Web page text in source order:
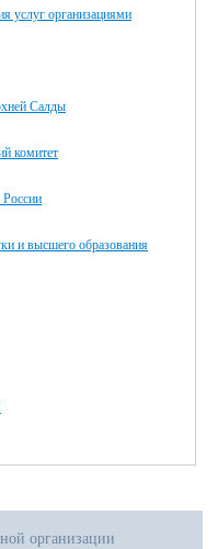
услуг организациями
Салды
комитет
и высшего образования
организации